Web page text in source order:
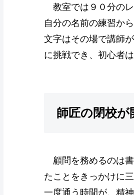
教室では９０分の
自分の名前の練習か
文字はその場で講師
に挑戦でき、初心者
師匠の閉校
顧問を務めるのは
たことをきっかけに
一度通う時間が、精